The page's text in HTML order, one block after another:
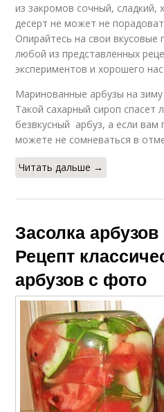
из закромов сочный, сладкий,
десерт не может не
Опирайтесь на свои вкусовые
любой из представленных
экспериментов и хорошего
Маринованные арбузы на зиму
Такой сахарный сироп спасет
безвкусный арбуз, а если
можете не сомневаться в
Читать дальше →
Засолка
Рецепт
арбузов с фото